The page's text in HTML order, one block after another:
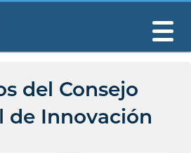
del Consejo
de Innovación